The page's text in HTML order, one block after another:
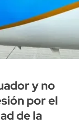
y no
por el
de la